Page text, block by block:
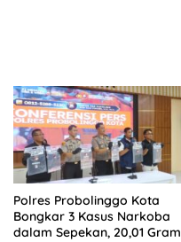
Polres Probolinggo Kota
Bongkar 3 Kasus Narkoba
dalam Sepekan, 20,01 Gram